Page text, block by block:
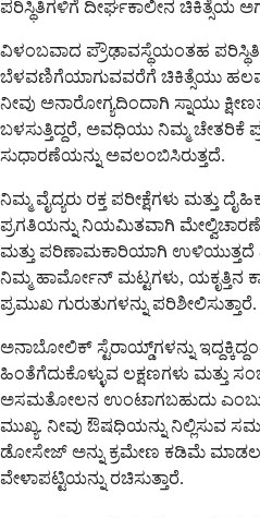
ಪರಿಸ್ಥಿತಿಗಳಿಗೆ ದೀರ್ಘಕಾಲೀನ ಚಿಕಿತ್ಸೆಯ
ವಿಳಂಬವಾದ ಪ್ರೌಢಾವಸ್ಥೆಯಂತಹ
ಬೆಳವಣಿಗೆಯಾಗುವವರೆಗೆ ಚಿಕಿತ್ಸೆಯು
ನೀವು ಅನಾರೋಗ್ಯದಿಂದಾಗಿ ಸ್ನಾಯು
ಬಳಸುತ್ತಿದ್ದರೆ, ಅವಧಿಯು ನಿಮ್ಮ ಚೇತರಿಕೆ
ಸುಧಾರಣೆಯನ್ನು ಅವಲಂಬಿಸಿರುತ್ತದೆ.
ನಿಮ್ಮ ವೈದ್ಯರು ರಕ್ತ ಪರೀಕ್ಷೆಗಳು ಮತ್ತು
ಪ್ರಗತಿಯನ್ನು ನಿಯಮಿತವಾಗಿ ಮೇಲ್ವಿಚಾರಣೆ
ಮತ್ತು ಪರಿಣಾಮಕಾರಿಯಾಗಿ ಉಳಿಯುತ್ತದೆ
ನಿಮ್ಮ ಹಾರ್ಮೋನ್ ಮಟ್ಟಗಳು, ಯಕೃತ್ತಿನ
ಪ್ರಮುಖ ಗುರುತುಗಳನ್ನು ಪರಿಶೀಲಿಸುತ್ತಾರೆ.
ಅನಾಬೋಲಿಕ್ ಸ್ಟೆರಾಯ್ಡ್‌ಗಳನ್ನು
ಹಿಂತೆಗೆದುಕೊಳ್ಳುವ ಲಕ್ಷಣಗಳು ಮತ್ತು
ಅಸಮತೋಲನ ಉಂಟಾಗಬಹುದು
ಮುಖ್ಯ. ನೀವು ಔಷಧಿಯನ್ನು ನಿಲ್ಲಿಸುವ
ಡೋಸೇಜ್ ಅನ್ನು ಕ್ರಮೇಣ ಕಡಿಮೆ
ವೇಳಾಪಟ್ಟಿಯನ್ನು ರಚಿಸುತ್ತಾರೆ.